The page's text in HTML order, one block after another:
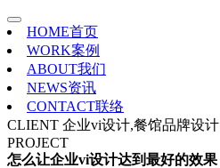
HOME首页
WORK案例
ABOUT我们
NEWS资讯
CONTACT联络
CLIENT 企业vi设计,餐馆品牌设计
PROJECT
怎么让企业vi设计达到最好的效果